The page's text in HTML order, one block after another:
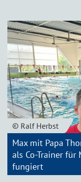
© Ralf Herbst
Max mit Papa
als Co-Trainer für
fungiert